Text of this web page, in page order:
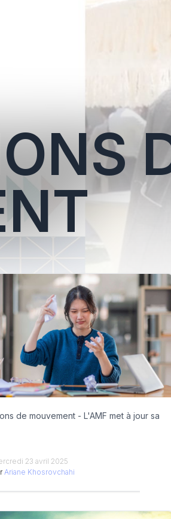
de mouvement - L'AMF met à jour sa
23 avril 2025
Ariane Khosrovchahi